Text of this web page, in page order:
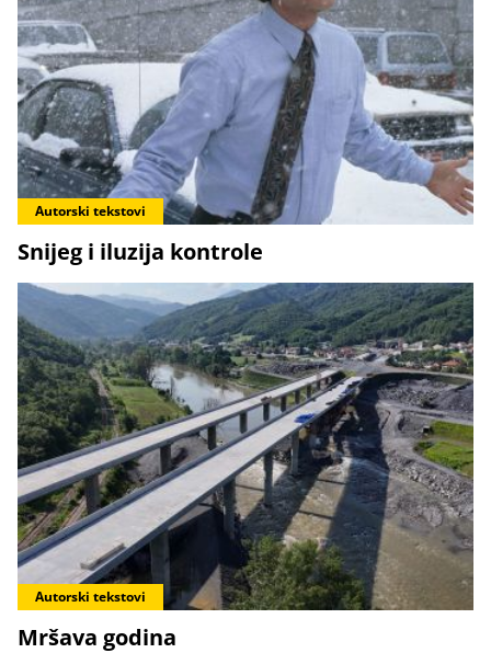
Autorski tekstovi
Snijeg i iluzija kontrole
Autorski tekstovi
Mršava godina